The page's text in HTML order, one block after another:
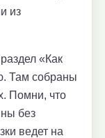
из
«Как
Там собраны
Помни, что
без
ведет на